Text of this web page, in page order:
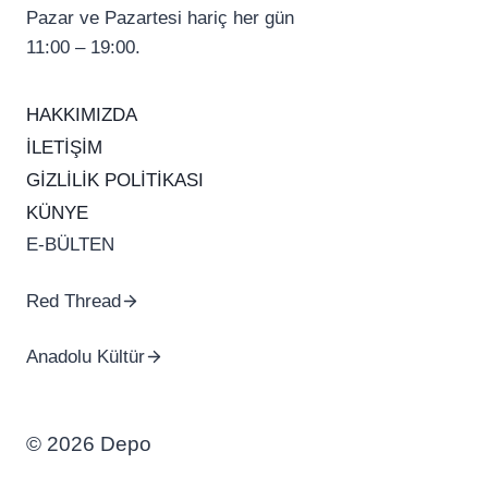
Pazar ve Pazartesi hariç her gün
11:00 – 19:00.
HAKKIMIZDA
İLETİŞİM
GİZLİLİK POLİTİKASI
KÜNYE
E-BÜLTEN
Red Thread
Anadolu Kültür
© 2026 Depo